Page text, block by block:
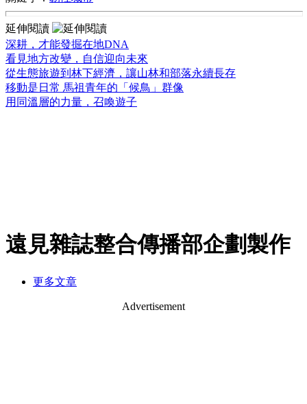
延伸閱讀
深耕，才能發掘在地DNA
看見地方改變，自信迎向未來
從生態旅遊到林下經濟，讓山林和部落永續長存
移動是日常 馬祖青年的「候鳥」群像
用同溫層的力量，召喚遊子
遠見雜誌整合傳播部企劃製作
更多文章
Advertisement